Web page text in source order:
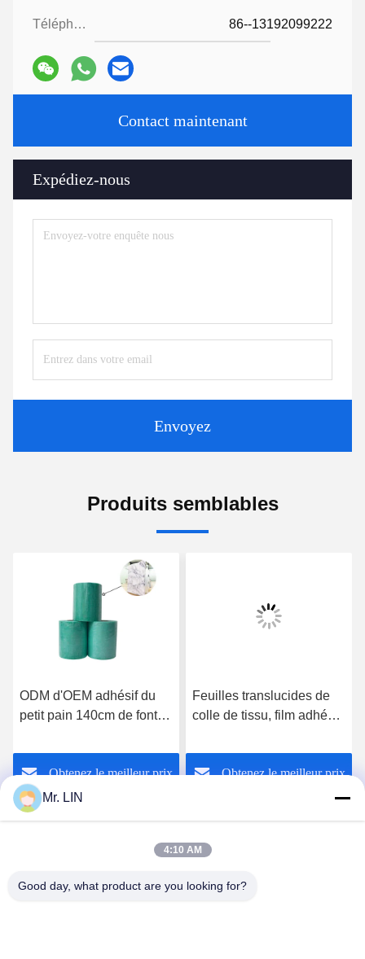
Téléphone: 86--13192099222
Contact maintenant
Expédiez-nous
Envoyez
Produits semblables
ODM d'OEM adhésif du
petit pain 140cm de fonte
colle de tissu chaud de
film pour coller la caisse
d'Ipad
Obtenez le meilleur prix
Feuilles translucides de
colle de tissu, film adhésif
crochet magique
Obtenez le meilleur prix
Guangdong Jinhonghai New Material
Mr. LIN
4:10 AM
Good day, what product are you looking for?